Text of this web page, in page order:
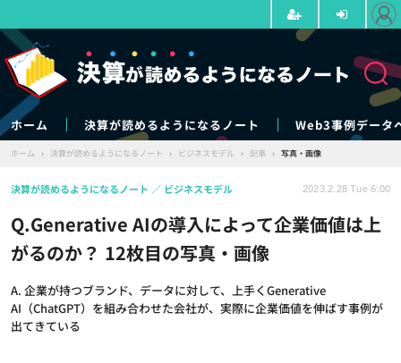
ホーム 決算が読めるようになるノート Web3事例データ
ホーム › 決算が読めるようになるノート › ビジネスモデル › 記事 › 写真・画像
Q.Generative AIの導入によって企業価値は上
がるのか？ 12枚目の写真・画像
A. 企業が持つブランド、データに対して、上手くGenerative
AI（ChatGPT）を組み合わせた会社が、実際に企業価値を伸ばす事例が
出てきている
決算が読めるようになるノート ビジネスモデル 2023.2.28 Tue 6:00